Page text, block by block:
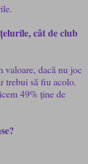
cât de club
valoare, dacă nu joc
trebui să fiu acolo.
49% ține de